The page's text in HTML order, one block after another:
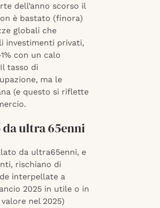
dell’anno scorso il
è bastato (finora)
globali che
investimenti privati,
con un calo
tasso di
ma le
(e questo si riflette
ultra 65enni
da ultra65enni, e
rischiano di
interpellate a
2025 in utile o in
nel 2025)